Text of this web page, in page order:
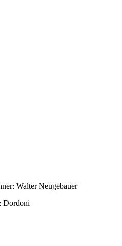
Walter Neugebauer
Dordoni